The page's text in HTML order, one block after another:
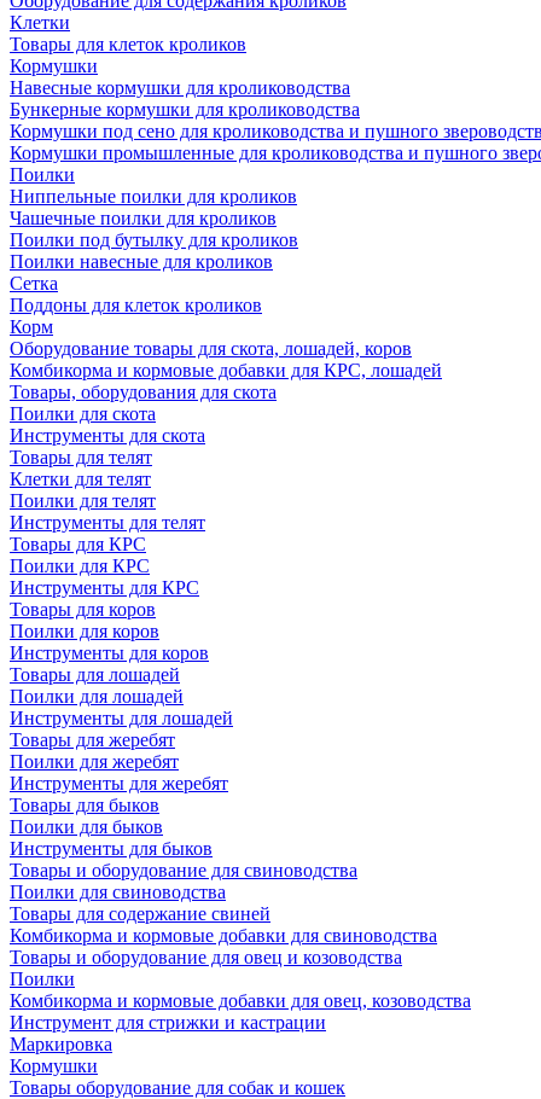
Клетки
Товары для клеток кроликов
Кормушки
Навесные кормушки для кролиководства
Бункерные кормушки для кролиководства
Кормушки под сено для кролиководства и пушного
Кормушки промышленные для кролиководства и пушного
Поилки
Ниппельные поилки для кроликов
Чашечные поилки для кроликов
Поилки под бутылку для кроликов
Поилки навесные для кроликов
Сетка
Поддоны для клеток кроликов
Корм
Оборудование товары для скота, лошадей, коров
Комбикорма и кормовые добавки для КРС, лошадей
Товары, оборудования для скота
Поилки для скота
Инструменты для скота
Товары для телят
Клетки для телят
Поилки для телят
Инструменты для телят
Товары для КРС
Поилки для КРС
Инструменты для КРС
Товары для коров
Поилки для коров
Инструменты для коров
Товары для лошадей
Поилки для лошадей
Инструменты для лошадей
Товары для жеребят
Поилки для жеребят
Инструменты для жеребят
Товары для быков
Поилки для быков
Инструменты для быков
Товары и оборудование для свиноводства
Поилки для свиноводства
Товары для содержание свиней
Комбикорма и кормовые добавки для свиноводства
Товары и оборудование для овец и козоводства
Поилки
Комбикорма и кормовые добавки для овец, козоводства
Инструмент для стрижки и кастрации
Маркировка
Кормушки
Товары оборудование для собак и кошек